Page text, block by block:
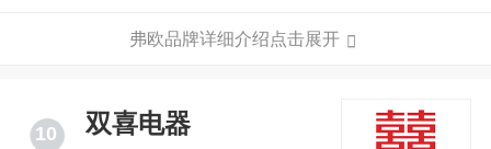
还能最大限度地保留食材的营养和风味。
弗欧品牌详细介绍点击展开
10 双喜电器